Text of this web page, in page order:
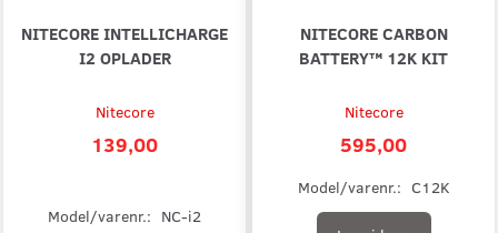
NITECORE INTELLICHARGE
I2 OPLADER
Nitecore
139,00
Model/varenr.: NC-i2
NITECORE CARBON
BATTERY™ 12K KIT
Nitecore
595,00
Model/varenr.: C12K